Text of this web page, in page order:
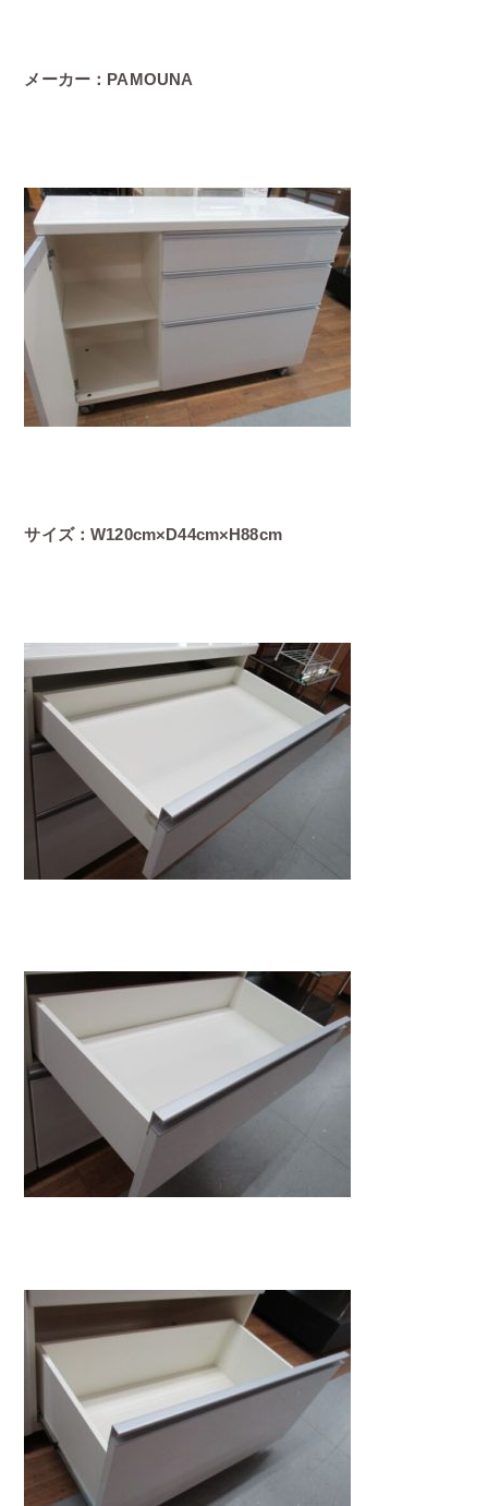
メーカー：PAMOUNA
サイズ：W120cm×D44cm×H88cm